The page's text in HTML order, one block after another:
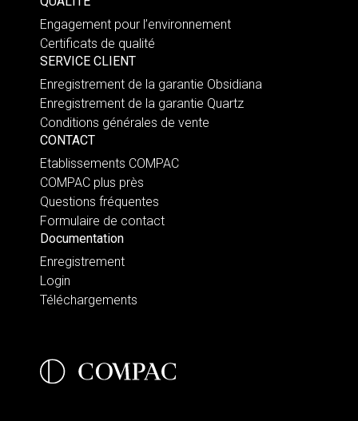
Engagement pour l’environnement
Certificats de qualité
SERVICE CLIENT
Enregistrement de la garantie Obsidiana
Enregistrement de la garantie Quartz
Conditions générales de vente
CONTACT
Etablissements COMPAC
COMPAC plus près
Questions fréquentes
Formulaire de contact
Documentation
Enregistrement
Login
Téléchargements